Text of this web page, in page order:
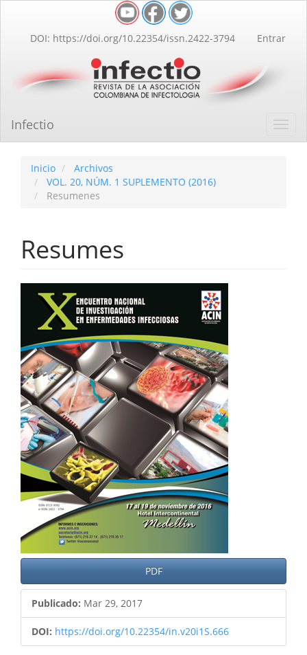
Contenido
principal
lateral
DOI: https://doi.org/10.22354/issn.2422-3794 Entrar
Infectio
Inicio
Archivos
VOL. 20, NÚM. 1 SUPLEMENTO (2016)
Resumenes
Resumes
Barra
lateral
del
artículo
PDF
Publicado: Mar 29, 2017
DOI: https://doi.org/10.22354/in.v20i1S.666